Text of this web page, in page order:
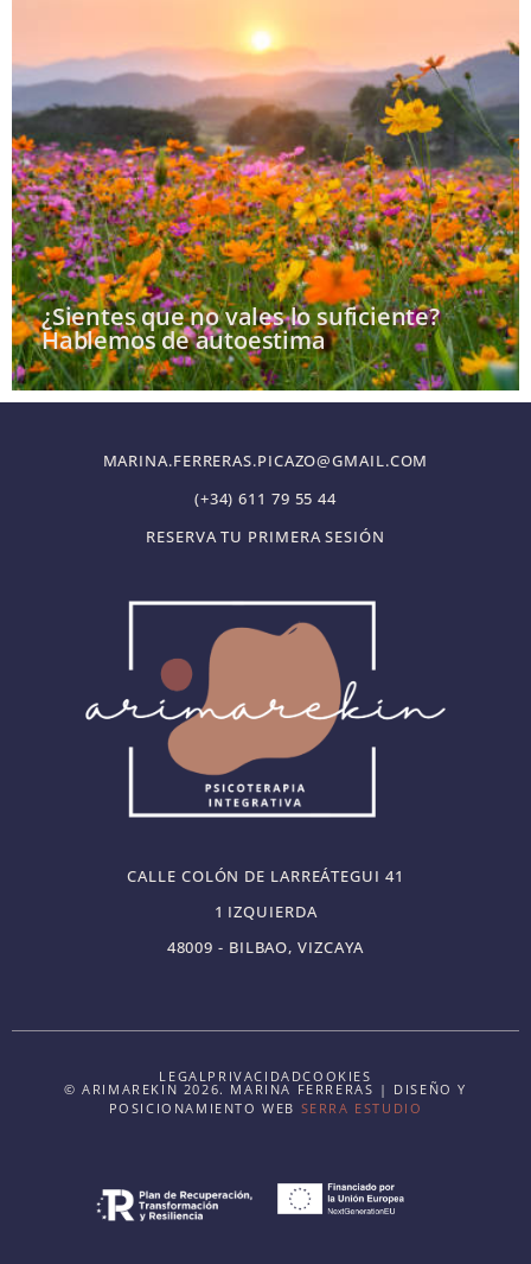
¿Sientes que no vales lo suficiente?
Hablemos de autoestima
MARINA.FERRERAS.PICAZO@GMAIL.COM
(+34) 611 79 55 44
RESERVA TU PRIMERA SESIÓN
CALLE COLÓN DE LARREÁTEGUI 41
1 IZQUIERDA
48009 - BILBAO, VIZCAYA
LEGALPRIVACIDADCOOKIES
© ARIMAREKIN 2026. MARINA FERRERAS | DISEÑO Y
POSICIONAMIENTO WEB SERRA ESTUDIO